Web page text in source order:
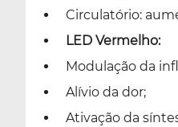
Circulatório:
LED Vermelho:
Modulação da
Alívio da dor;
Ativação da